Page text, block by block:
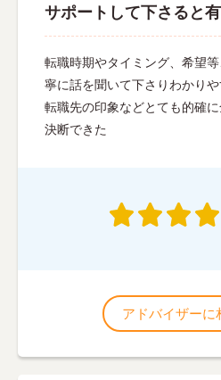
サポートして下さると有
転職時期やタイミング、希望
寧に話を聞いて下さりわかり
転職先の印象などとても的確
決断できた
アドバイザーに